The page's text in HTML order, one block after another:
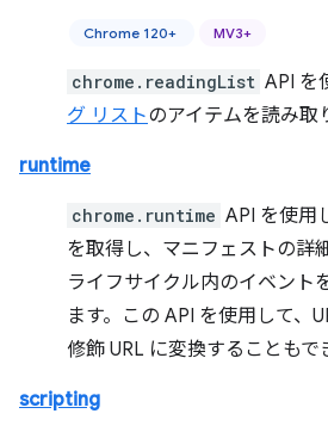
Chrome 120+ MV3+
chrome.readingList API を
グ リストのアイテムを読み取
runtime
chrome.runtime API を使用
を取得し、マニフェストの詳
ライフサイクル内のイベント
ます。この API を使用して、
修飾 URL に変換することもで
scripting